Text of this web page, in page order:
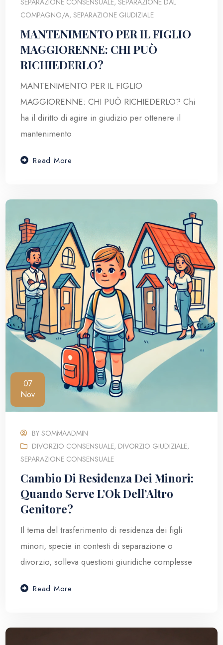
COMPAGNO/A,SEPARAZIONE GIUDIZIALE
MANTENIMENTO PER IL FIGLIO
MAGGIORENNE: CHI PUÒ
RICHIEDERLO?
MANTENIMENTO PER IL FIGLIO
MAGGIORENNE: CHI PUÒ RICHIEDERLO? Chi
ha il diritto di agire in giudizio per ottenere il
mantenimento
Read More
07
Nov
BYSOMMAADMIN
DIVORZIO CONSENSUALE, DIVORZIO GIUDIZIALE,
SEPARAZIONE CONSENSUALE
Cambio Di Residenza Dei Minori:
Quando Serve L’Ok Dell’Altro
Genitore?
Il tema del trasferimento di residenza dei figli
minori, specie in contesti di separazione o
divorzio, solleva questioni giuridiche complesse
Read More